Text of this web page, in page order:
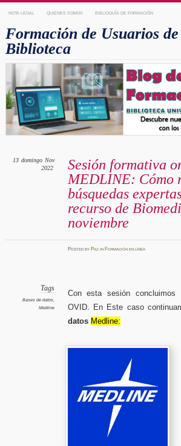
NOTA LEGAL QUIENES SOMOS BIBLIOGUÍA DE FORMACIÓN
Formación de Usuarios
Biblioteca
Sesión formativa
MEDLINE: Cómo
búsquedas
recurso de
noviembre
13 domingo Nov
2022
PostedbyPaz inFormación en línea
Tags
Bases de datos,
Medline
Con esta sesión concluimos
OVID. En Este caso
datos Medline: